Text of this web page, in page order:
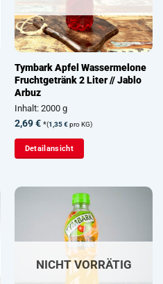
Tymbark Apfel Wassermelone
Fruchtgetränk 2 Liter // Jablo
Arbuz
Inhalt: 2000 g
2,69€ *(1,35€pro KG)
Detailansicht
NICHT VORRÄTIG